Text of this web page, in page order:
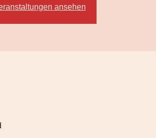
ansehen